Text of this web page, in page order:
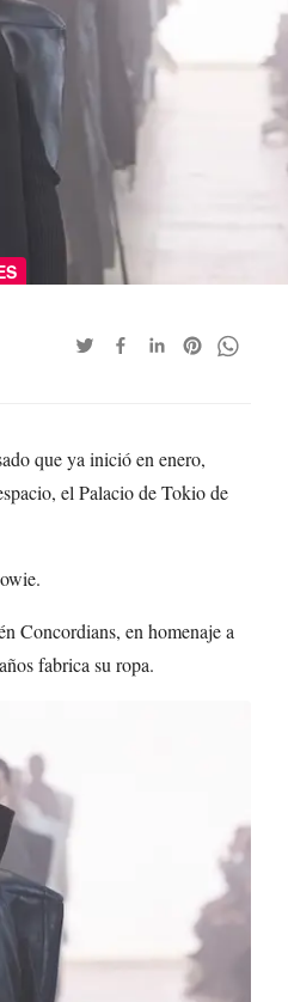
que ya inició en enero,
el Palacio de Tokio de
Concordians, en homenaje a
fabrica su ropa.